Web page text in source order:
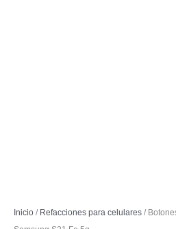
Inicio / Refacciones para celulares /